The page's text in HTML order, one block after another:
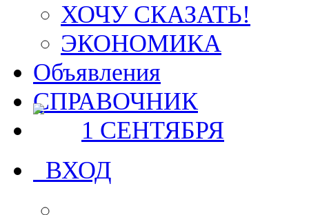
ХОЧУ СКАЗАТЬ!
ЭКОНОМИКА
Объявления
СПРАВОЧНИК
1 СЕНТЯБРЯ
ВХОД